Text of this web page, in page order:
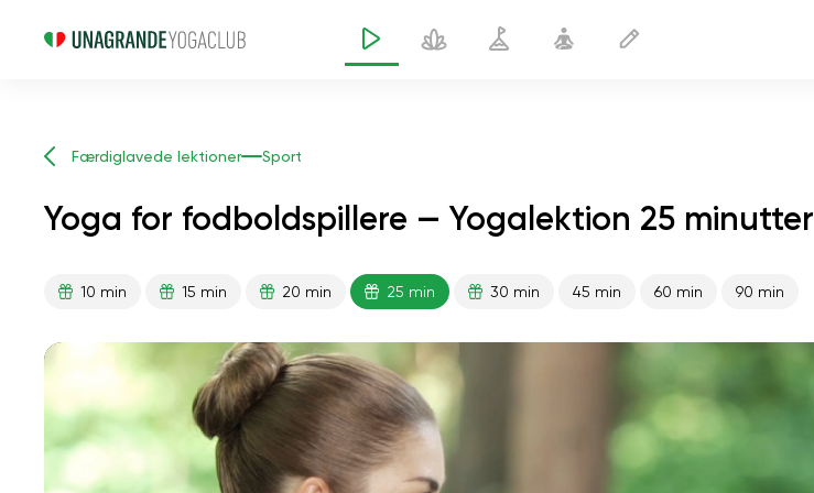
Færdiglavede lektioner Sport
Yoga for fodboldspillere — Yogalektion 25 minutter
10 min 15 min 20 min 25 min 30 min 45 min 60 min 90 min